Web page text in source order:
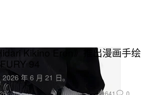
Kikino Eren》推出漫画手绘
94
年 6 月 21 日。
641 0